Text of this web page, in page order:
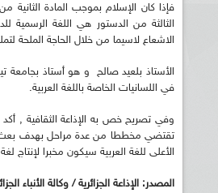
فإذا كان الإسلام بموجب المادة الثانية
الثالثة من الدستور هي اللغة الرسمية
الاشعاع لاسيما من خلال الحاجة الملحة
الأستاذ بلعيد صالح و هو أستاذ بجامعة
في اللسانيات الخاصة باللغة العربية.
وفي تصريح خص به الإذاعة الثقافية , أكد
تقتضي مخططا من عدة مراحل بهدف بعث
الأعلى للغة العربية سيكون مخبرا
المصدر: الإذاعة الجزائرية / وكالة الأنباء